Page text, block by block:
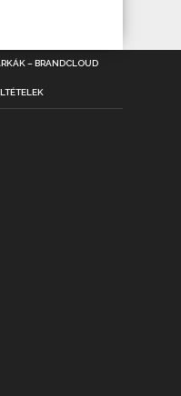
– BRANDCLOUD